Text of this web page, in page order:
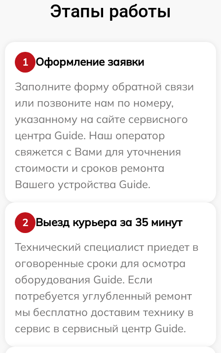
Этапы работы
1
Оформление заявки
Заполните форму обратной связи
или позвоните нам по номеру,
указанному на сайте сервисного
центра Guide. Наш оператор
свяжется с Вами для уточнения
стоимости и сроков ремонта
Вашего устройства Guide.
2
Выезд курьера за 35 минут
Технический специалист приедет в
оговоренные сроки для осмотра
оборудования Guide. Если
потребуется углубленный ремонт
мы бесплатно доставим технику в
сервис в сервисный центр Guide.